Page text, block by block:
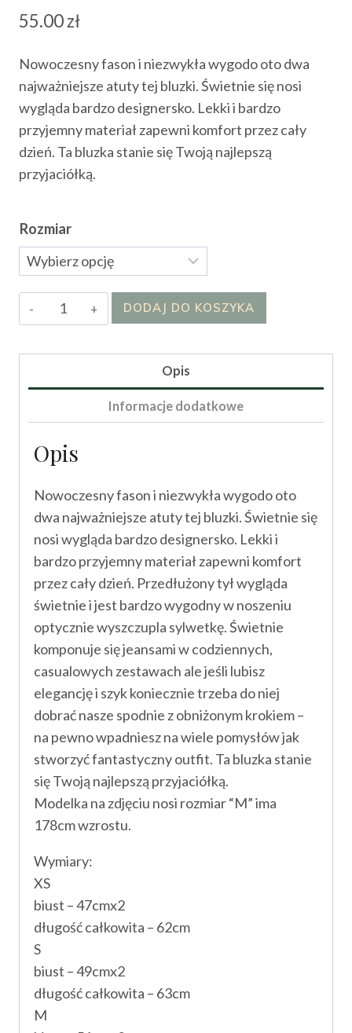
55.00zł
Nowoczesny fason i niezwykła wygodo oto dwa
najważniejsze atuty tej bluzki. Świetnie się nosi
wygląda bardzo designersko. Lekki i bardzo
przyjemny materiał zapewni komfort przez cały
dzień. Ta bluzka stanie się Twoją najlepszą
przyjaciółką.
Rozmiar
ilość
Bluzka
DODAJ DO KOSZYKA
Opis
Informacje dodatkowe
Opis
Nowoczesny fason i niezwykła wygodo oto
dwa najważniejsze atuty tej bluzki. Świetnie się
nosi wygląda bardzo designersko. Lekki i
bardzo przyjemny materiał zapewni komfort
przez cały dzień. Przedłużony tył wygląda
świetnie i jest bardzo wygodny w noszeniu
optycznie wyszczupla sylwetkę. Świetnie
komponuje się jeansami w codziennych,
casualowych zestawach ale jeśli lubisz
elegancję i szyk koniecznie trzeba do niej
dobrać nasze spodnie z obniżonym krokiem –
na pewno wpadniesz na wiele pomysłów jak
stworzyć fantastyczny outfit. Ta bluzka stanie
się Twoją najlepszą przyjaciółką.
Modelka na zdjęciu nosi rozmiar “M” ima
178cm wzrostu.
Wymiary:
XS
biust – 47cmx2
długość całkowita – 62cm
S
biust – 49cmx2
długość całkowita – 63cm
M